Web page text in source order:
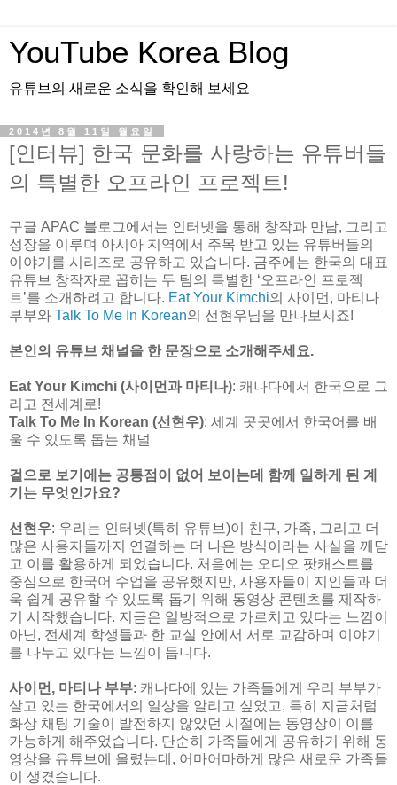
YouTube Korea Blog
유튜브의 새로운 소식을 확인해 보세요
2014년 8월 11일 월요일
[인터뷰] 한국 문화를 사랑하는 유튜버들
의 특별한 오프라인 프로젝트!
구글 APAC 블로그에서는 인터넷을 통해 창작과 만남, 그리고
성장을 이루며 아시아 지역에서 주목 받고 있는 유튜버들의
이야기를 시리즈로 공유하고 있습니다. 금주에는 한국의 대표
유튜브 창작자로 꼽히는 두 팀의 특별한 ‘오프라인 프로젝
트’를 소개하려고 합니다. Eat Your Kimchi의 사이먼, 마티나
부부와 Talk To Me In Korean의 선현우님을 만나보시죠!
본인의 유튜브 채널을 한 문장으로 소개해주세요.
Eat Your Kimchi (사이먼과 마티나): 캐나다에서 한국으로 그
리고 전세계로!
Talk To Me In Korean (선현우): 세계 곳곳에서 한국어를 배
울 수 있도록 돕는 채널
겉으로 보기에는 공통점이 없어 보이는데 함께 일하게 된 계
기는 무엇인가요?
선현우: 우리는 인터넷(특히 유튜브)이 친구, 가족, 그리고 더
많은 사용자들까지 연결하는 더 나은 방식이라는 사실을 깨닫
고 이를 활용하게 되었습니다. 처음에는 오디오 팟캐스트를
중심으로 한국어 수업을 공유했지만, 사용자들이 지인들과 더
욱 쉽게 공유할 수 있도록 돕기 위해 동영상 콘텐츠를 제작하
기 시작했습니다. 지금은 일방적으로 가르치고 있다는 느낌이
아닌, 전세계 학생들과 한 교실 안에서 서로 교감하며 이야기
를 나누고 있다는 느낌이 듭니다.
사이먼, 마티나 부부: 캐나다에 있는 가족들에게 우리 부부가
살고 있는 한국에서의 일상을 알리고 싶었고, 특히 지금처럼
화상 채팅 기술이 발전하지 않았던 시절에는 동영상이 이를
가능하게 해주었습니다. 단순히 가족들에게 공유하기 위해 동
영상을 유튜브에 올렸는데, 어마어마하게 많은 새로운 가족들
이 생겼습니다.